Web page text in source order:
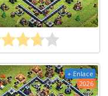
+ Enlace
2026